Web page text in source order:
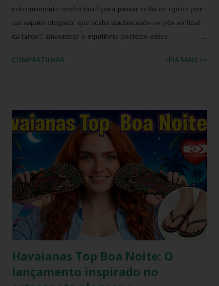
extremamente confortável para passar o dia ou optou por
um sapato elegante que acaba machucando os pés ao final
da tarde? Encontrar o equilíbrio perfeito entre
costumava ser um desafio na moda feminina e urbana.
2000, o famoso scrunchie aquele elástico de cabelo
revestido de tecido franzido conquistou passarelas, vitrines
e o guarda-roupa das principais influenciadoras de moda.
Percebendo esse movimento de resgate retrô com toque
contemporâneo, a Havaianas trouxe uma inovação que une
o melhor dos dois mundos. O Chinelo Havaianas Top
Scrunchie surge exatamente como essa resposta
fashionista: a fusão impecável da lendária sola de borracha
Havaianas com tiras revestidas de tecido drapeado com
toqu...
COMPARTILHAR LEIA MAIS >>
Havaianas Top Boa Noite: O
lançamento inspirado no